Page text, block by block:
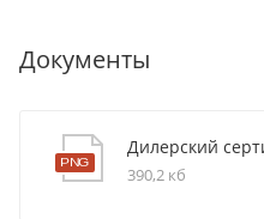
Документы
Дилерский
390,2 кб